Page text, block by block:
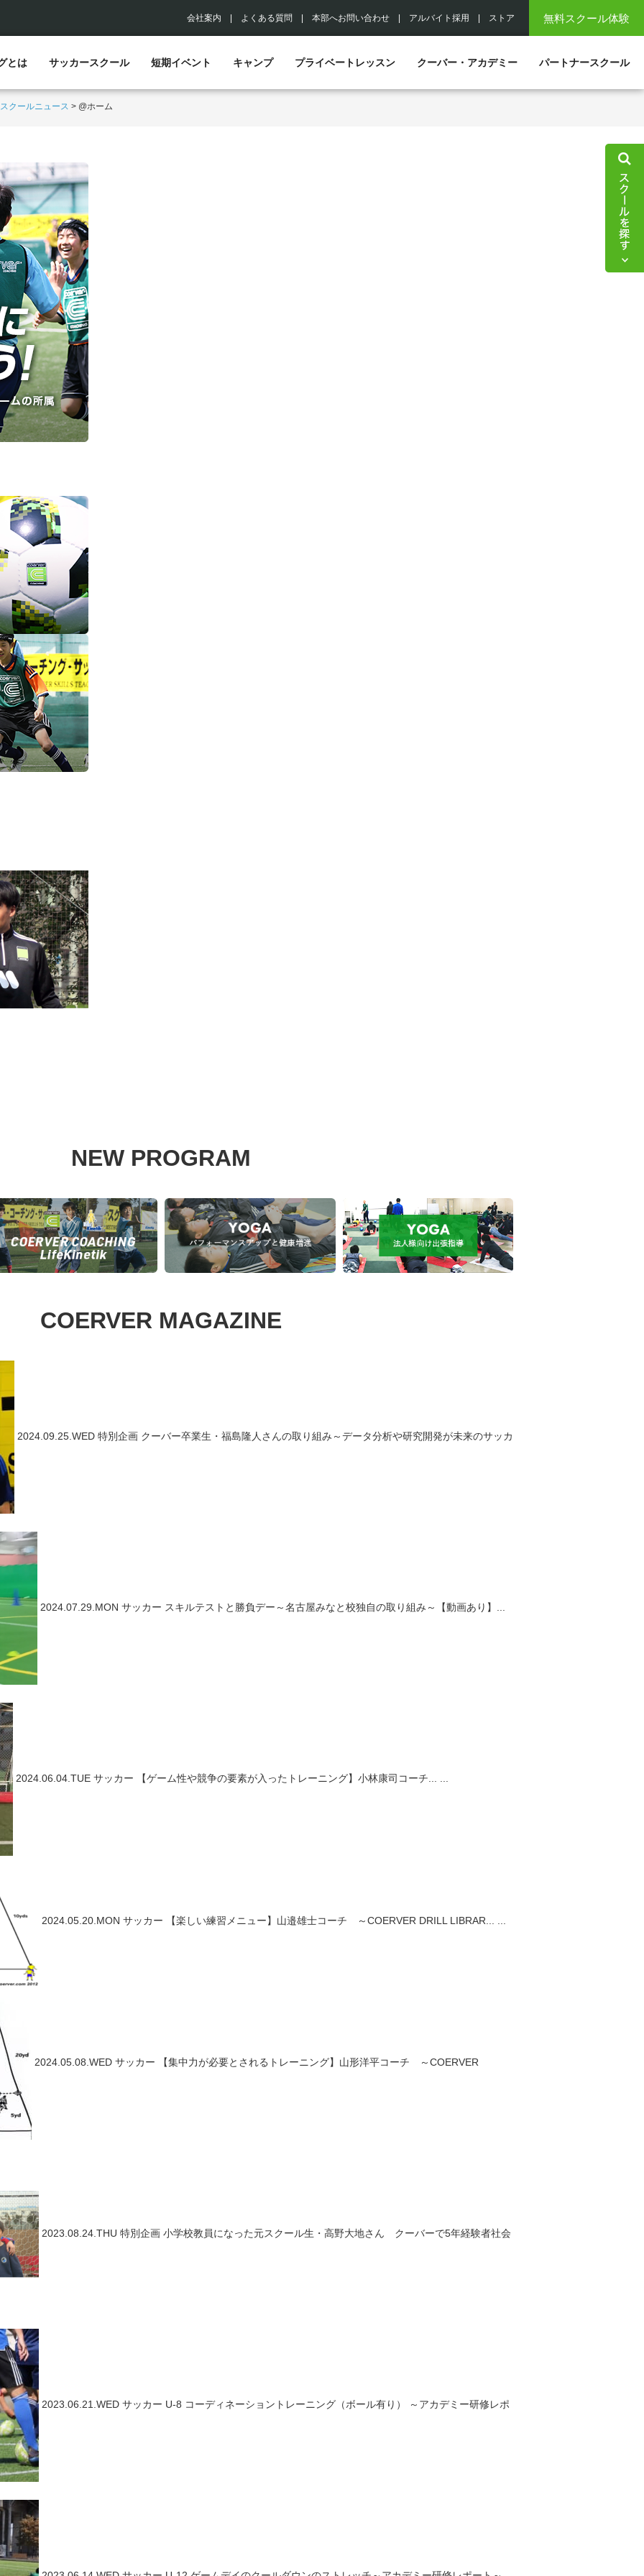
無料スクール体験
会社案内 よくある質問 本部へお問い合わせ アルバイト採用 ストア
とは サッカースクール 短期イベント キャンプ プライベートレッスン クーバー・アカデミー パートナースクール
スクールニュース > @ホーム
NEW PROGRAM
COERVER MAGAZINE
2024.09.25.WED 特別企画 クーバー卒業生・福島隆人さんの取り組み～データ分析や研究開発が未来のサッカ
2024.07.29.MON サッカー スキルテストと勝負デー～名古屋みなと校独自の取り組み～【動画あり】...
2024.06.04.TUE サッカー 【ゲーム性や競争の要素が入ったトレーニング】小林康司コーチ...
2024.05.20.MON サッカー 【楽しい練習メニュー】山邉雄士コーチ ～COERVER DRILL LIBRAR...
2024.05.08.WED サッカー 【集中力が必要とされるトレーニング】山形洋平コーチ ～COERVER
2023.08.24.THU 特別企画 小学校教員になった元スクール生・高野大地さん クーバーで5年経験者社会
2023.06.21.WED サッカー U-8 コーディネーショントレーニング（ボール有り） ～アカデミー研修レポ